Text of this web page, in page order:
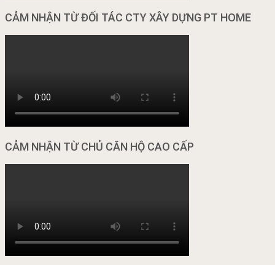
CẢM NHẬN TỪ ĐỐI TÁC CTY XÂY DỰNG PT HOME
CẢM NHẬN TỪ CHỦ CĂN HỘ CAO CẤP